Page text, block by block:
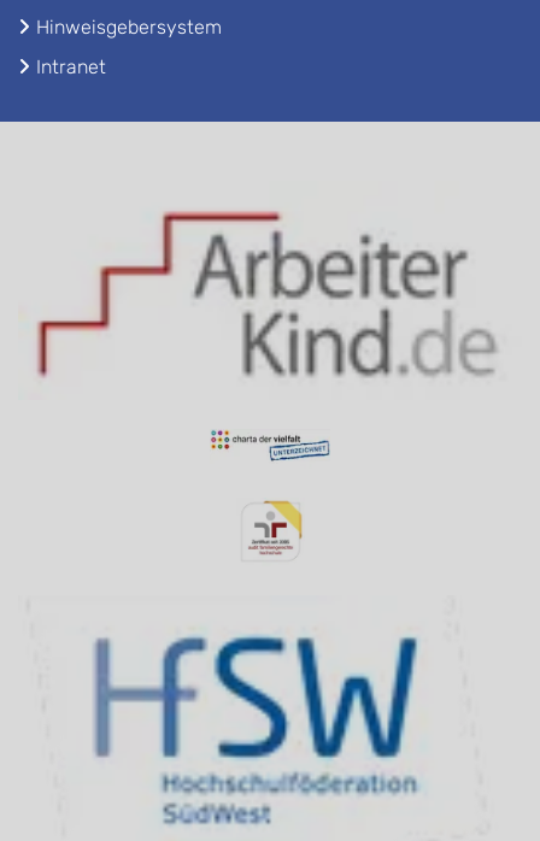
Hinweisgebersystem
Intranet